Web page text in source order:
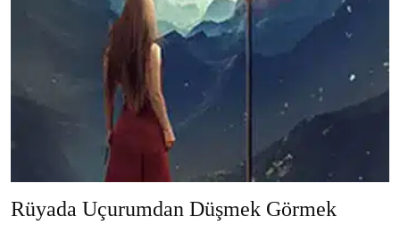
Rüyada Uçurumdan Düşmek Görmek